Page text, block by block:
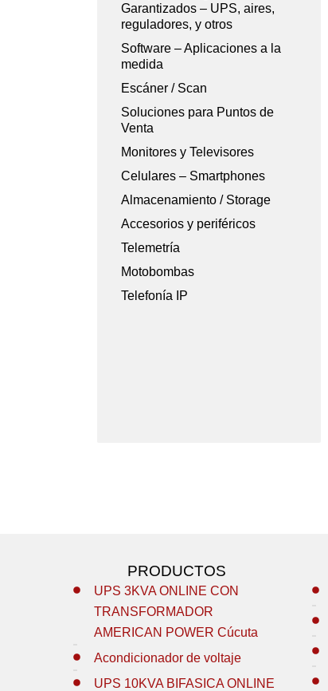
Garantizados – UPS, aires,
reguladores, y otros
Software – Aplicaciones a la
medida
Escáner / Scan
Soluciones para Puntos de
Venta
Monitores y Televisores
Celulares – Smartphones
Almacenamiento / Storage
Accesorios y periféricos
Telemetría
Motobombas
Telefonía IP
PRODUCTOS
UPS 3KVA ONLINE CON
TRANSFORMADOR
AMERICAN POWER Cúcuta
Acondicionador de voltaje
UPS 10KVA BIFASICA ONLINE